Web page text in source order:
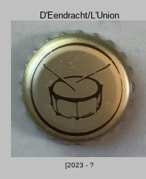
D'Eendracht/L'Union
[2023 - ?